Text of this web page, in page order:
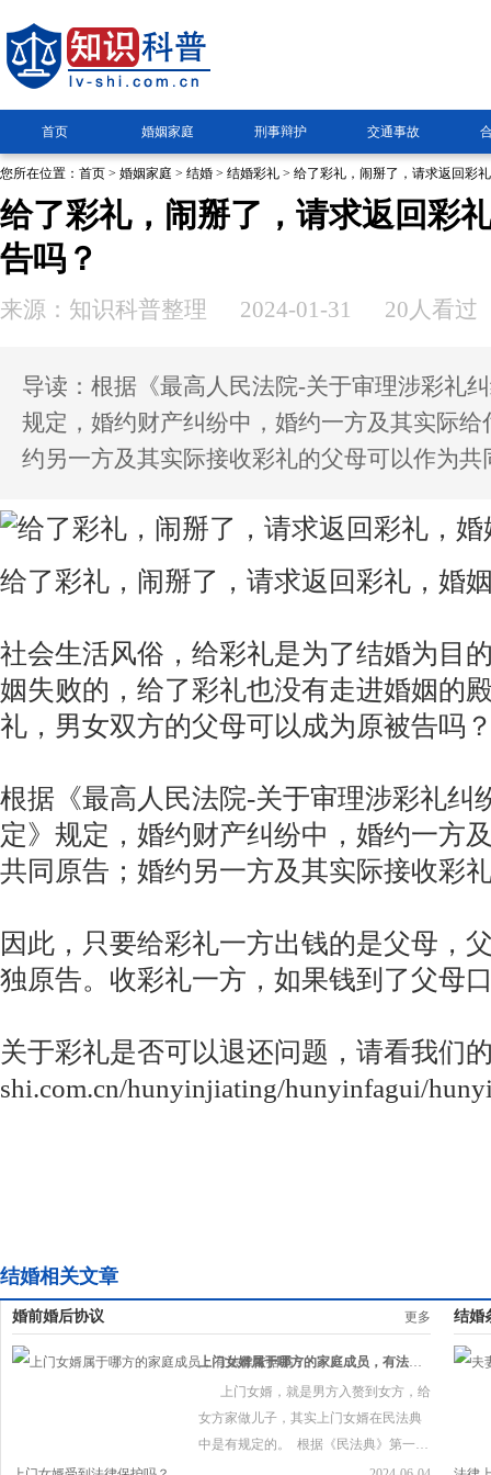
首页 婚姻家庭 刑事辩护 交通事故
您所在位置： 首页 > 婚姻家庭 > 结婚 > 结婚彩礼 > 给了彩礼，闹掰了，请求返回彩
给了彩礼，闹掰了，请求返回彩
告吗？
来源：知识科普整理 2024-01-31 20人看过
导读：根据《最高人民法院-关于审理涉彩礼
规定，婚约财产纠纷中，婚约一方及其实际
约另一方及其实际接收彩礼的父母可以作为共
给了彩礼，闹掰了，请求返回彩礼，婚
社会生活风俗，给彩礼是为了结婚为目
姻失败的，给了彩礼也没有走进婚姻的
礼，男女双方的父母可以成为原被告吗
根据《最高人民法院-关于审理涉彩礼纠
定》规定，婚约财产纠纷中，婚约一方
共同原告；婚约另一方及其实际接收彩
因此，只要给彩礼一方出钱的是父母，
独原告。收彩礼一方，如果钱到了父母
关于彩礼是否可以退还问题，请看我们
shi.com.cn/hunyinjiating/hunyinfagui/
结婚相关文章
婚前婚后协议 更多
上门女婿属于哪方的家庭成员，有法律依据吗？
上门女婿，就是男方入赘到女方，给
女方家做儿子，其实上门女婿在民法典
中是有规定的。  根据《民法典》第一千
零五十条规定，登记结婚后，按照男女
结婚